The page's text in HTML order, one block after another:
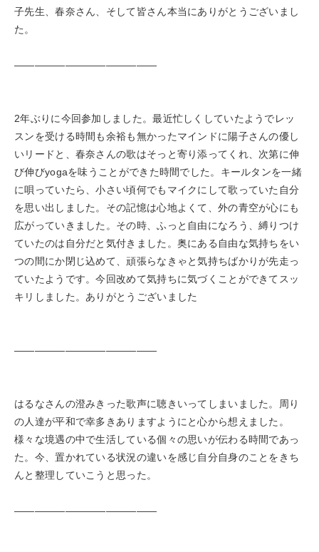
子先生、春奈さん、そして皆さん本当にありがとうございまし
た。
——————————————
2年ぶりに今回参加しました。最近忙しくしていたようでレッ
スンを受ける時間も余裕も無かったマインドに陽子さんの優し
いリードと、春奈さんの歌はそっと寄り添ってくれ、次第に伸
び伸びyogaを味うことができた時間でした。キールタンを一緒
に唄っていたら、小さい頃何でもマイクにして歌っていた自分
を思い出しました。その記憶は心地よくて、外の青空が心にも
広がっていきました。その時、ふっと自由になろう、縛りつけ
ていたのは自分だと気付きました。奥にある自由な気持ちをい
つの間にか閉じ込めて、頑張らなきゃと気持ちばかりが先走っ
ていたようです。今回改めて気持ちに気づくことができてスッ
キリしました。ありがとうございました
——————————————
はるなさんの澄みきった歌声に聴きいってしまいました。周り
の人達が平和で幸多きありますようにと心から想えました。
様々な境遇の中で生活している個々の思いが伝わる時間であっ
た。今、置かれている状況の違いを感じ自分自身のことをきち
んと整理していこうと思った。
——————————————